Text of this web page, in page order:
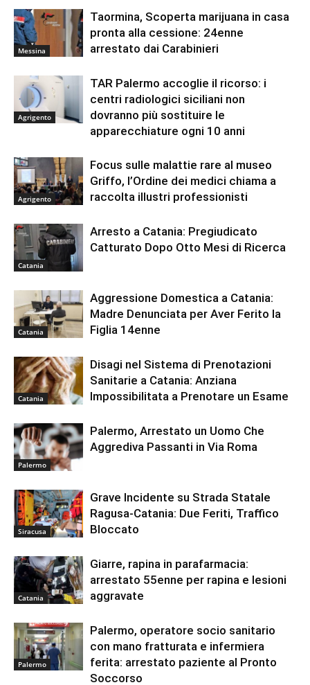
Messina
Taormina, Scoperta marijuana in casa
pronta alla cessione: 24enne
arrestato dai Carabinieri
Agrigento
TAR Palermo accoglie il ricorso: i
centri radiologici siciliani non
dovranno più sostituire le
apparecchiature ogni 10 anni
Agrigento
Focus sulle malattie rare al museo
Griffo, l’Ordine dei medici chiama a
raccolta illustri professionisti
Catania
Arresto a Catania: Pregiudicato
Catturato Dopo Otto Mesi di Ricerca
Catania
Aggressione Domestica a Catania:
Madre Denunciata per Aver Ferito la
Figlia 14enne
Catania
Disagi nel Sistema di Prenotazioni
Sanitarie a Catania: Anziana
Impossibilitata a Prenotare un Esame
Palermo
Palermo, Arrestato un Uomo Che
Aggrediva Passanti in Via Roma
Siracusa
Grave Incidente su Strada Statale
Ragusa-Catania: Due Feriti, Traffico
Bloccato
Catania
Giarre, rapina in parafarmacia:
arrestato 55enne per rapina e lesioni
aggravate
Palermo
Palermo, operatore socio sanitario
con mano fratturata e infermiera
ferita: arrestato paziente al Pronto
Soccorso